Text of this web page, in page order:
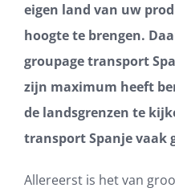
eigen land van uw
hoogte te brengen.
groupage transport
zijn maximum heeft
de landsgrenzen te
transport Spanje vaak
Allereerst is het van